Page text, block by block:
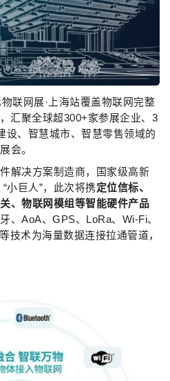
联网展·上海站覆盖物联网完整
汇聚全球超300+家参展企业、3
设、智慧城市、智慧零售领域的
会。
解决方案制造商，国家级高新
小巨人”，此次将携定位信标、
、物联网模组等智能硬件产品
、AoA、GPS、LoRa、Wi-Fi、
技术为海量数据连接拉通管道，